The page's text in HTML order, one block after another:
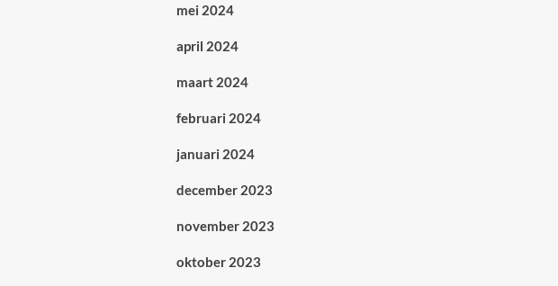
mei 2024
april 2024
maart 2024
februari 2024
januari 2024
december 2023
november 2023
oktober 2023